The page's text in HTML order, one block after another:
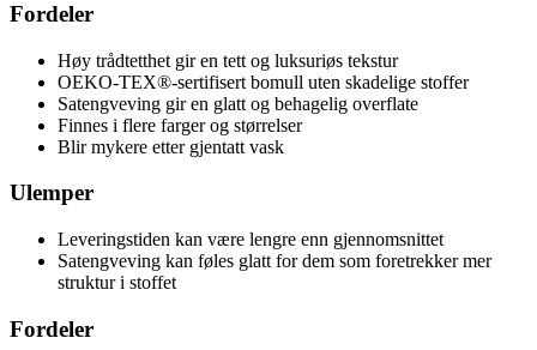
Fordeler
Høy trådtetthet gir en tett og luksuriøs tekstur
OEKO-TEX®-sertifisert bomull uten skadelige stoffer
Satengveving gir en glatt og behagelig overflate
Finnes i flere farger og størrelser
Blir mykere etter gjentatt vask
Ulemper
Leveringstiden kan være lengre enn gjennomsnittet
Satengveving kan føles glatt for dem som foretrekker mer
struktur i stoffet
Fordeler